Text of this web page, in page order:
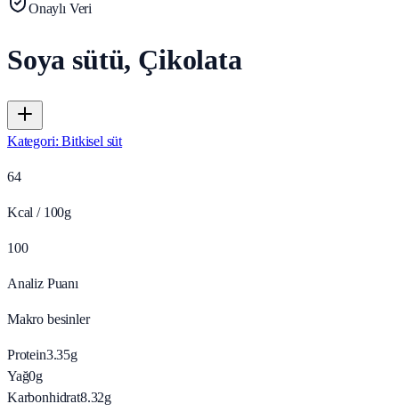
Onaylı Veri
Soya sütü, Çikolata
Kategori:Bitkisel süt
64
Kcal / 100g
100
Analiz Puanı
Makro besinler
Protein3.35g
Yağ0g
Karbonhidrat8.32g